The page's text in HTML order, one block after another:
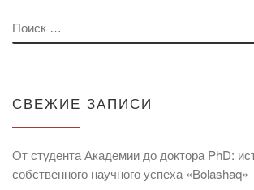
ПОИСК
СВЕЖИЕ ЗАПИСИ
От студента Академии до доктора PhD:
собственного научного успеха «Bolashaq»